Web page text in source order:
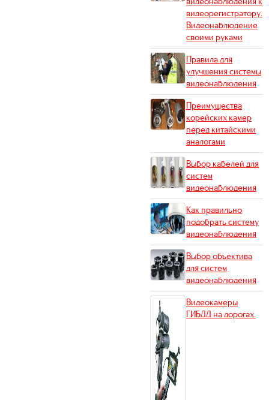
видеорегистратору.
Видеонаблюдение
своими руками
Правила для
улучшения системы
видеонаблюдения
Преимущества
корейских камер
перед китайскими
аналогами
Выбор кабелей для
систем
видеонаблюдения
Как правильно
подобрать систему
видеонаблюдения
Выбор объектива
для систем
видеонаблюдения
Видеокамеры
ГИБДД на дорогах.